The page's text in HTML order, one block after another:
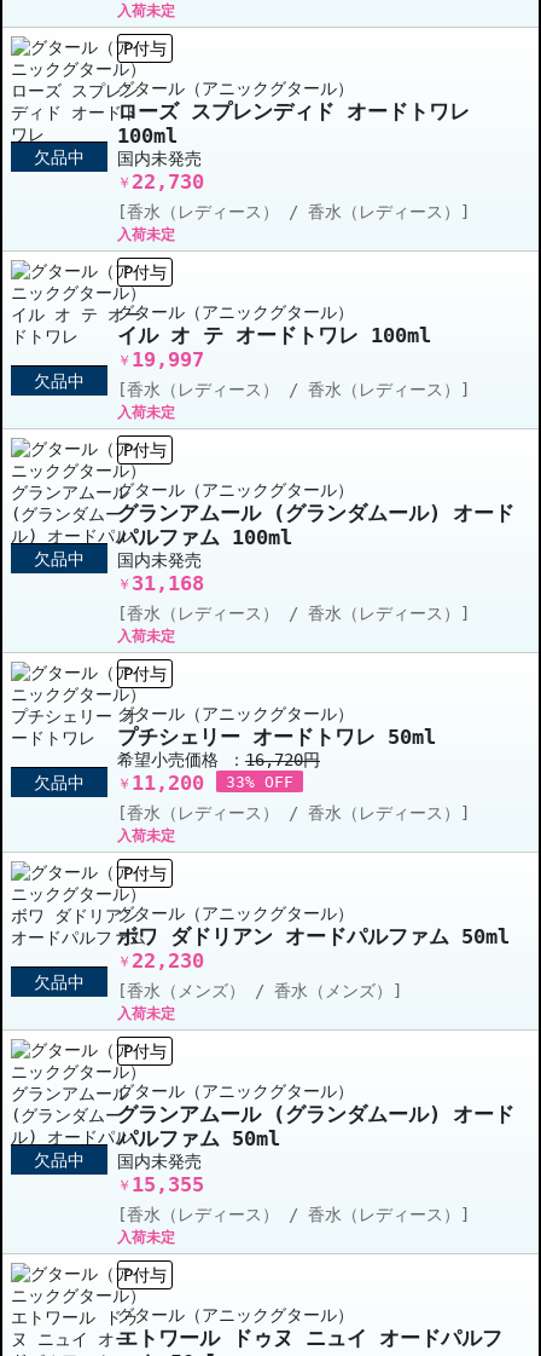
入荷未定
欠品中
P付与
グタール（アニックグタール）
ローズ スプレンディド オードトワレ
100ml
国内未発売
￥ 22,730
[香水（レディース） / 香水（レディース）]
入荷未定
欠品中
P付与
グタール（アニックグタール）
イル オ テ オードトワレ 100ml
￥ 19,997
[香水（レディース） / 香水（レディース）]
入荷未定
欠品中
P付与
グタール（アニックグタール）
グランアムール (グランダムール) オード
パルファム 100ml
国内未発売
￥ 31,168
[香水（レディース） / 香水（レディース）]
入荷未定
欠品中
P付与
グタール（アニックグタール）
プチシェリー オードトワレ 50ml
希望小売価格 ： 16,720円
￥ 11,200 33% OFF
[香水（レディース） / 香水（レディース）]
入荷未定
欠品中
P付与
グタール（アニックグタール）
ボワ ダドリアン オードパルファム 50ml
￥ 22,230
[香水（メンズ） / 香水（メンズ）]
入荷未定
欠品中
P付与
グタール（アニックグタール）
グランアムール (グランダムール) オード
パルファム 50ml
国内未発売
￥ 15,355
[香水（レディース） / 香水（レディース）]
入荷未定
P付与
グタール（アニックグタール）
エトワール ドゥヌ ニュイ オードパルフ